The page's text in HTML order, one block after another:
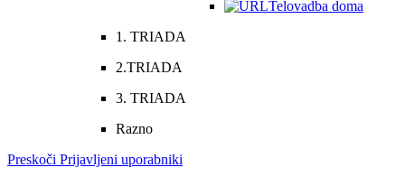
Telovadba doma
1. TRIADA
2.TRIADA
3. TRIADA
Razno
Preskoči Prijavljeni uporabniki